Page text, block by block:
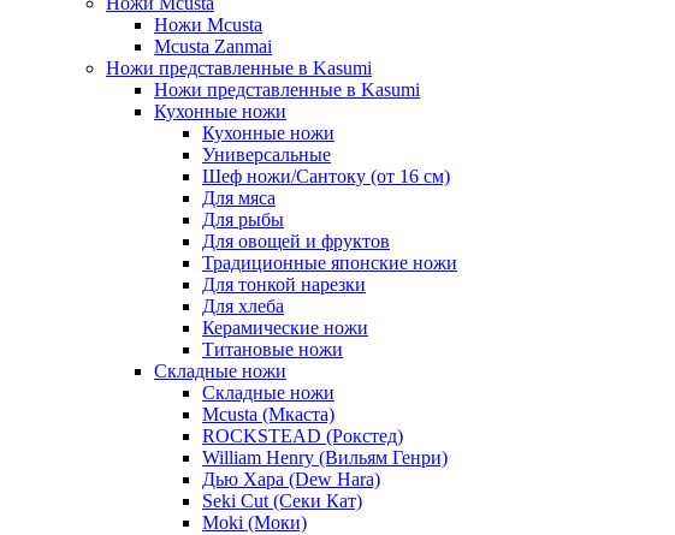
Ножи Mcusta
Mcusta Zanmai
Ножи представленные в Kasumi
Ножи представленные в Kasumi
Кухонные ножи
Кухонные ножи
Универсальные
Шеф ножи/Сантоку (от 16 см)
Для мяса
Для рыбы
Для овощей и фруктов
Традиционные японские ножи
Для тонкой нарезки
Для хлеба
Керамические ножи
Титановые ножи
Складные ножи
Складные ножи
Mcusta (Мкаста)
ROCKSTEAD (Рокстед)
William Henry (Вильям Генри)
Дью Хара (Dew Hara)
Seki Cut (Секи Кат)
Moki (Моки)